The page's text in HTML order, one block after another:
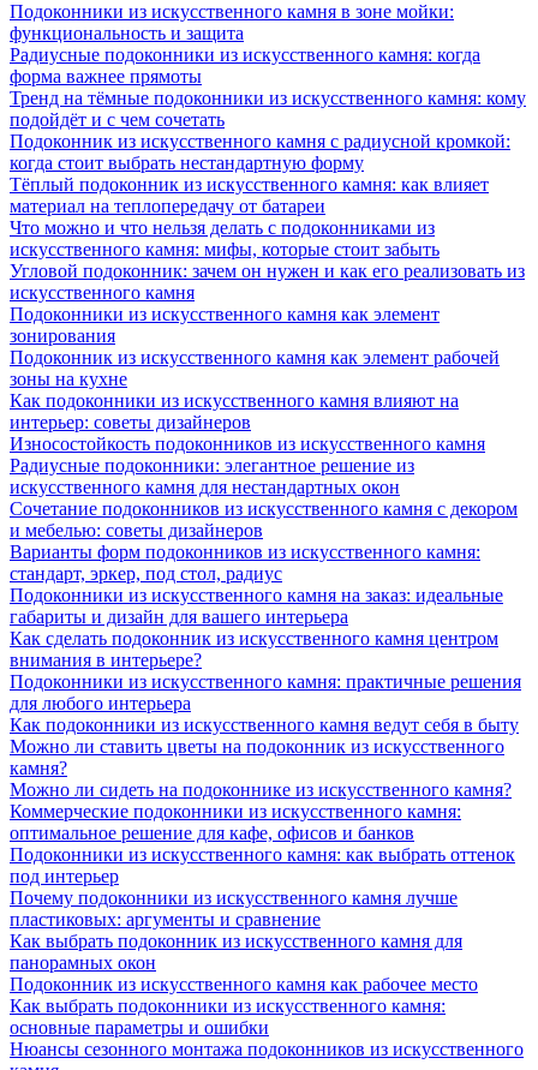
Подоконники из искусственного камня в зоне мойки:
функциональность и защита
Радиусные подоконники из искусственного камня: когда
форма важнее прямоты
Тренд на тёмные подоконники из искусственного камня: кому
подойдёт и с чем сочетать
Подоконник из искусственного камня с радиусной кромкой:
когда стоит выбрать нестандартную форму
Тёплый подоконник из искусственного камня: как влияет
материал на теплопередачу от батареи
Что можно и что нельзя делать с подоконниками из
искусственного камня: мифы, которые стоит забыть
Угловой подоконник: зачем он нужен и как его реализовать из
искусственного камня
Подоконники из искусственного камня как элемент
зонирования
Подоконник из искусственного камня как элемент рабочей
зоны на кухне
Как подоконники из искусственного камня влияют на
интерьер: советы дизайнеров
Износостойкость подоконников из искусственного камня
Радиусные подоконники: элегантное решение из
искусственного камня для нестандартных окон
Сочетание подоконников из искусственного камня с декором
и мебелью: советы дизайнеров
Варианты форм подоконников из искусственного камня:
стандарт, эркер, под стол, радиус
Подоконники из искусственного камня на заказ: идеальные
габариты и дизайн для вашего интерьера
Как сделать подоконник из искусственного камня центром
внимания в интерьере?
Подоконники из искусственного камня: практичные решения
для любого интерьера
Как подоконники из искусственного камня ведут себя в быту
Можно ли ставить цветы на подоконник из искусственного
камня?
Можно ли сидеть на подоконнике из искусственного камня?
Коммерческие подоконники из искусственного камня:
оптимальное решение для кафе, офисов и банков
Подоконники из искусственного камня: как выбрать оттенок
под интерьер
Почему подоконники из искусственного камня лучше
пластиковых: аргументы и сравнение
Как выбрать подоконник из искусственного камня для
панорамных окон
Подоконник из искусственного камня как рабочее место
Как выбрать подоконники из искусственного камня:
основные параметры и ошибки
Нюансы сезонного монтажа подоконников из искусственного